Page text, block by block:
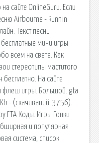
сайте OnlineGuru. Если
Airbourne - Runnin
Текст песни
мини игры
всем на свете. Как
стереотипы маститого
бесплатно. На сайте
флеш игры. Большой. gta
- (cкачиваний: 3756).
ГТА Коды. Игры Гонки
и популярная
сиcтема, список